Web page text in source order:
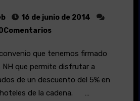
16 de junio de 2014
que permite disfrutar a
de un descuento del 5% en
de la cadena. …